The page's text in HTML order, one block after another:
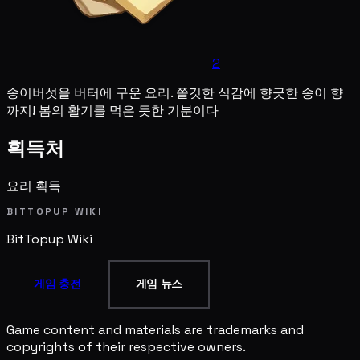
2
송이버섯을 버터에 구운 요리. 쫄깃한 식감에 향긋한 송이 향
까지! 봄의 활기를 먹은 듯한 기분이다
획득처
요리 획득
BITTOPUP WIKI
BitTopup Wiki
게임 충전 게임 뉴스
Game content and materials are trademarks and
copyrights of their respective owners.